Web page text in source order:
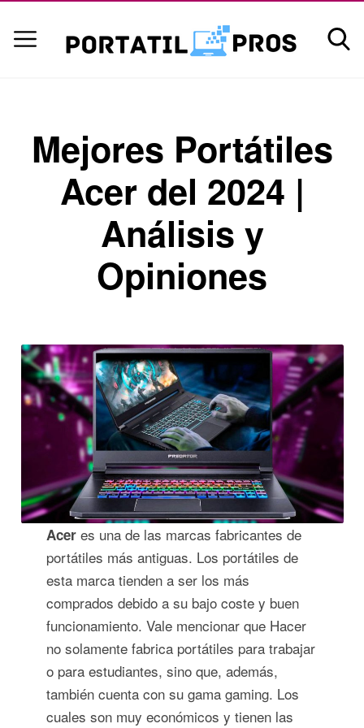
Mejores Portátiles
Acer del 2024 |
Análisis y
Opiniones
Acer es una de las marcas fabricantes de
portátiles más antiguas. Los portátiles de
esta marca tienden a ser los más
comprados debido a su bajo coste y buen
funcionamiento. Vale mencionar que Hacer
no solamente fabrica portátiles para trabajar
o para estudiantes, sino que, además,
también cuenta con su gama gaming. Los
cuales son muy económicos y tienen las